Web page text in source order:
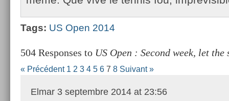
Tags: US Open 2014
504 Responses to US Open : Second week, let the
« Précédent 1 2 3 4 5 6 7 8 Suivant »
Elmar 3 septembre 2014 at 23:56